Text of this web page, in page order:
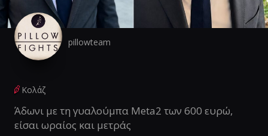
pillowteam
Κολάζ
Άδωνι με τη γυαλούμπα Meta2 των 600 ευρώ,
είσαι ωραίος και μετράς